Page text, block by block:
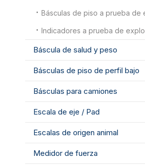
Báscula de salud y peso
Básculas de piso de perfil bajo
Básculas para camiones
Escala de eje / Pad
Escalas de origen animal
Medidor de fuerza